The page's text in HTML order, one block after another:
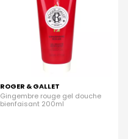
ROGER & GALLET
Gingembre rouge gel douche
bienfaisant 200ml